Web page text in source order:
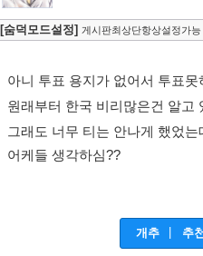
[숨덕모드설정] 게시판최상단항상설정가능
아니 투표 용지가 없어서 투표못
원래부터 한국 비리많은건 알고
그래도 너무 티는 안나게 했었
어케들 생각하심??
개추 추